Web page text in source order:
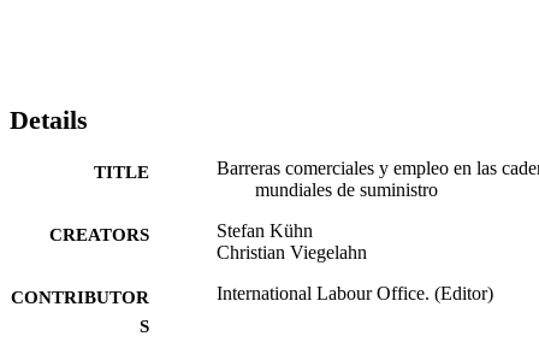
Details
TITLE
Barreras comerciales y empleo en las
mundiales de suministro
CREATORS
Stefan Kühn
Christian Viegelahn
CONTRIBUTOR
S
International Labour Office. (Editor)